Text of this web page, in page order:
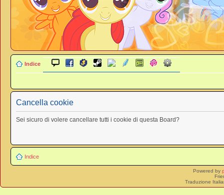
Indice
Cancella cookie
Sei sicuro di volere cancellare tutti i cookie di questa Board?
Indice
Powered by
Traduzione